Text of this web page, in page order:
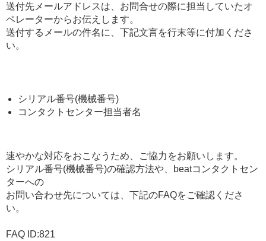
送付先メールアドレスは、お問合せの際に担当していたオ
ペレーターからお伝えします。
送付するメールの件名に、下記文言を行末等に付加くださ
い。
シリアル番号(機械番号)
コンタクトセンター担当者名
速やかな対応をおこなうため、ご協力をお願いします。
シリアル番号(機械番号)の確認方法や、beatコンタクトセン
ターへの
お問い合わせ先については、下記のFAQをご確認くださ
い。
FAQ ID:821